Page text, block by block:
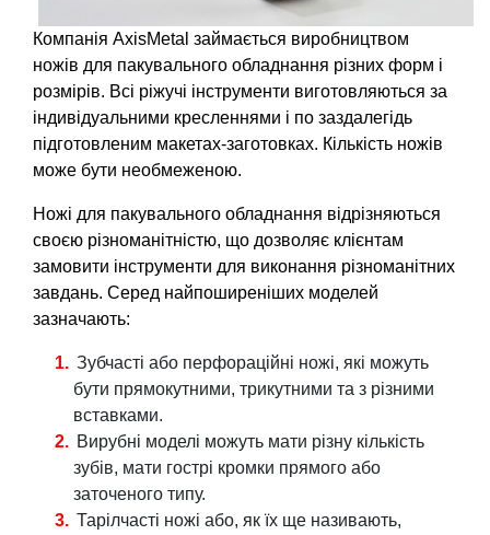
Компанія AxisMetal займається виробництвом
ножів для пакувального обладнання різних форм і
розмірів. Всі ріжучі інструменти виготовляються за
індивідуальними кресленнями і по заздалегідь
підготовленим макетах-заготовках. Кількість ножів
може бути необмеженою.
Ножі для пакувального обладнання відрізняються
своєю різноманітністю, що дозволяє клієнтам
замовити інструменти для виконання різноманітних
завдань. Серед найпоширеніших моделей
зазначають:
Зубчасті або перфораційні ножі, які можуть
бути прямокутними, трикутними та з різними
вставками.
Вирубні моделі можуть мати різну кількість
зубів, мати гострі кромки прямого або
заточеного типу.
Тарілчасті ножі або, як їх ще називають,